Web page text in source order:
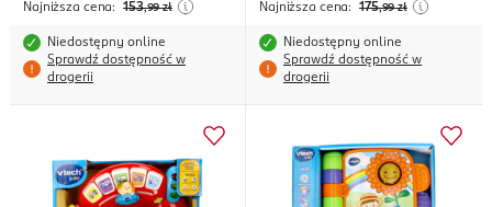
Najniższa cena: 153,99 zł
Niedostępny online
Sprawdź dostępność w
drogerii
Najniższa cena: 175,99 zł
Niedostępny online
Sprawdź dostępność w
drogerii